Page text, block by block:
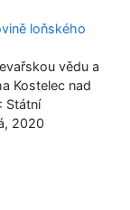
loňského
vědu a
Kostelec nad
Státní
2020